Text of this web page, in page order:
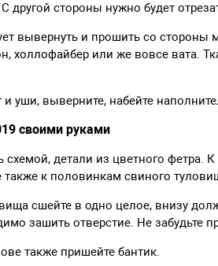
другой стороны нужно будет
вывернуть и прошить со стороны
холлофайбер или же вовсе вата.
и уши, выверните, набейте
своими руками
схемой, детали из цветного
к половинкам свиного
сшейте в одно целое, внизу
зашить отверстие. Не забудьте
также пришейте бантик.